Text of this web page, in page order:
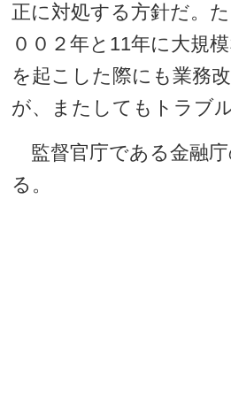
正に対処する方針だ。
００２年と11年に大規
を起こした際にも業務
が、またしてもトラブ
監督官庁である金融
る。